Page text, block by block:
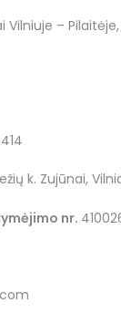
Vilniuje –
k. Zujūnai,
nr.